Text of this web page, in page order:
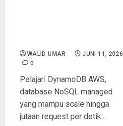
WALID UMAR
JUNI 11, 2026
0
Pelajari DynamoDB AWS,
database NoSQL managed
yang mampu scale hingga
jutaan request per detik...